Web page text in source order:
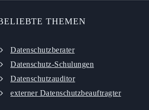
THEMEN
Datenschutzberater
Datenschutz-Schulungen
Datenschutzauditor
externer Datenschutzbeauftragter